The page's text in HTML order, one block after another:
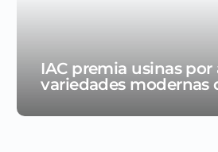
IAC premia usinas
variedades modernas